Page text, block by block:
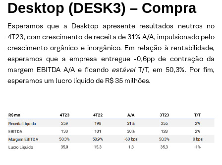
Desktop (DESK3) – Compra
Esperamos que a Desktop apresente resultados neutros no
4T23, com crescimento de receita de 31% A/A, impulsionado pelo
crescimento orgânico e inorgânico. Em relação à rentabilidade,
esperamos que a empresa entregue -0,6pp de contração da
margem EBITDA A/A e ficando estável T/T, em 50,3%. Por fim,
esperamos um lucro líquido de R$ 35 milhões.